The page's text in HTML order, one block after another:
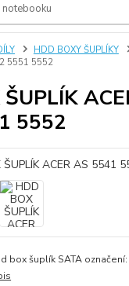
HDD BOXY ŠUPLÍKY
5551 5552
5552
box šuplík SATA